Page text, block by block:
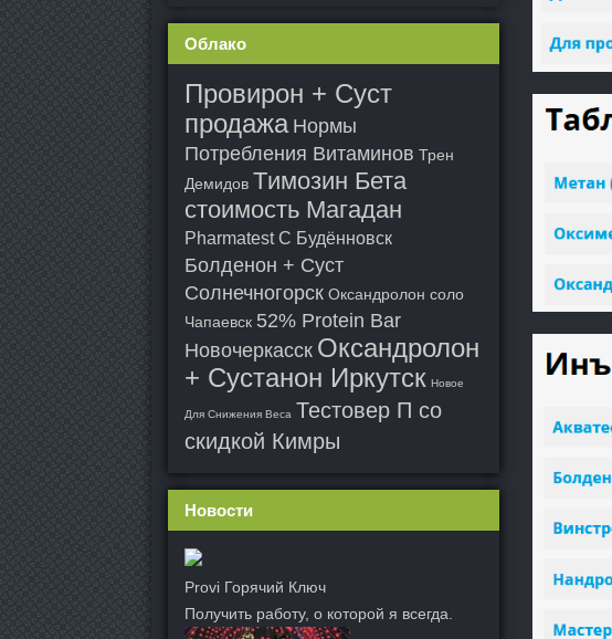
Облако
Провирон + Суст
продажа Нормы
Потребления Витаминов Трен
Демидов Tимозин Бета
стоимость Магадан
Pharmatest C Будённовск
Болденон + Суст
Солнечногорск Оксандролон соло
Чапаевск 52% Protein Bar
Новочеркасск Оксандролон
+ Сустанон Иркутск Новое
Для Снижения Веса Тестовер П со
скидкой Кимры
Новости
Provi Горячий Ключ
Получить работу, о которой я всегда.